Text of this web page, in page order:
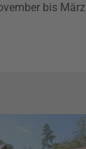
bis März